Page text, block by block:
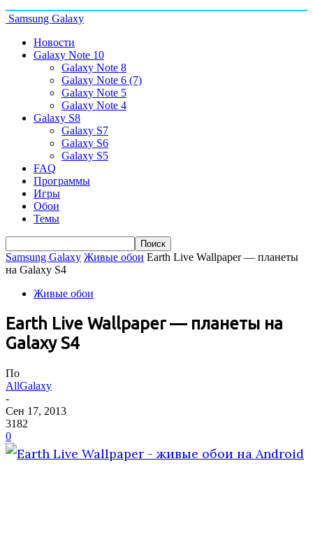
Samsung Galaxy
Новости
Galaxy Note 10
Galaxy Note 8
Galaxy Note 6 (7)
Galaxy Note 5
Galaxy Note 4
Galaxy S8
Galaxy S7
Galaxy S6
Galaxy S5
FAQ
Программы
Игры
Обои
Темы
Samsung Galaxy Живые обои Earth Live Wallpaper — планеты
на Galaxy S4
Живые обои
Earth Live Wallpaper — планеты на
Galaxy S4
По
AllGalaxy
-
Сен 17, 2013
3182
0